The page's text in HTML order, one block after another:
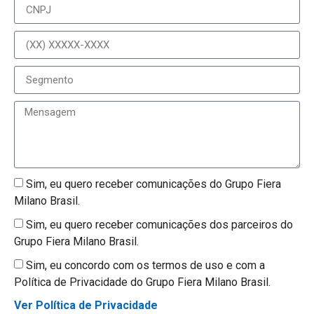
Sim, eu quero receber comunicações do Grupo Fiera
Milano Brasil.
Sim, eu quero receber comunicações dos parceiros do
Grupo Fiera Milano Brasil.
Sim, eu concordo com os termos de uso e com a
Política de Privacidade do Grupo Fiera Milano Brasil.
Ver Política de Privacidade